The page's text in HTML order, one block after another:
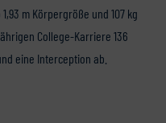
m Körpergröße und 107 kg
College-Karriere 136
eine Interception ab.